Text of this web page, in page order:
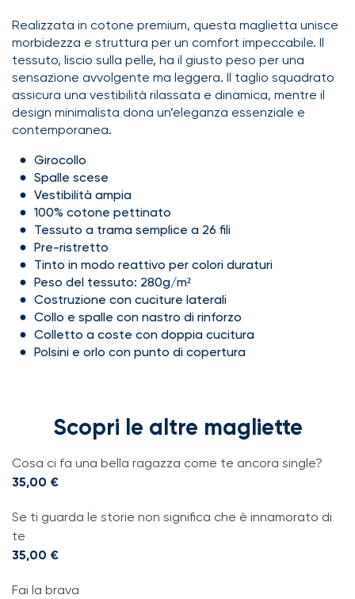
Realizzata in cotone premium, questa maglietta unisce
morbidezza e struttura per un comfort impeccabile. Il
tessuto, liscio sulla pelle, ha il giusto peso per una
sensazione avvolgente ma leggera. Il taglio squadrato
assicura una vestibilità rilassata e dinamica, mentre il
design minimalista dona un’eleganza essenziale e
contemporanea.
Girocollo
Spalle scese
Vestibilità ampia
100% cotone pettinato
Tessuto a trama semplice a 26 fili
Pre-ristretto
Tinto in modo reattivo per colori duraturi
Peso del tessuto: 280g/m²
Costruzione con cuciture laterali
Collo e spalle con nastro di rinforzo
Colletto a coste con doppia cucitura
Polsini e orlo con punto di copertura
Scopri le altre magliette
Cosa ci fa una bella ragazza come te ancora single?
35,00 €
Se ti guarda le storie non significa che è innamorato di
te
35,00 €
Fai la brava